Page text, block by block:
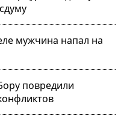
мужчина напал на
повредили